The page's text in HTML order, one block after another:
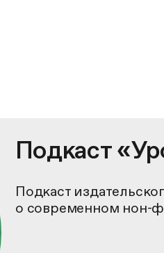
Подкаст
Подкаст
о современном нон-